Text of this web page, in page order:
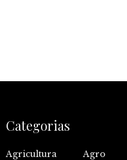
Categorias
Agricultura
Agro